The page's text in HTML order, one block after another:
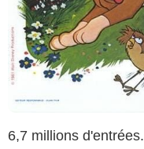
6,7 millions d'entrées.